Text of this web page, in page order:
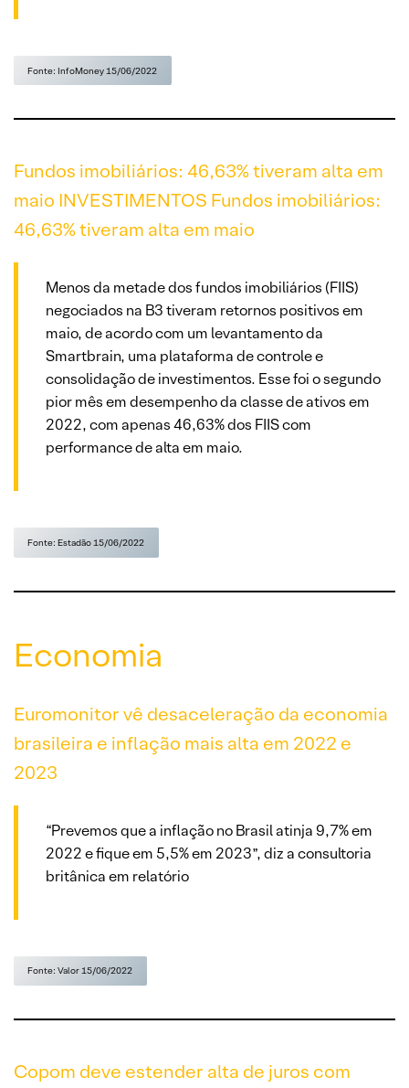
Fonte: InfoMoney 15/06/2022
Fundos imobiliários: 46,63% tiveram alta em
maio INVESTIMENTOS Fundos imobiliários:
46,63% tiveram alta em maio
Menos da metade dos fundos imobiliários (FIIS)
negociados na B3 tiveram retornos positivos em
maio, de acordo com um levantamento da
Smartbrain, uma plataforma de controle e
consolidação de investimentos. Esse foi o segundo
pior mês em desempenho da classe de ativos em
2022, com apenas 46,63% dos FIIS com
performance de alta em maio.
Fonte: Estadão 15/06/2022
Economia
Euromonitor vê desaceleração da economia
brasileira e inflação mais alta em 2022 e
2023
“Prevemos que a inflação no Brasil atinja 9,7% em
2022 e fique em 5,5% em 2023”, diz a consultoria
britânica em relatório
Fonte: Valor 15/06/2022
Copom deve estender alta de juros com